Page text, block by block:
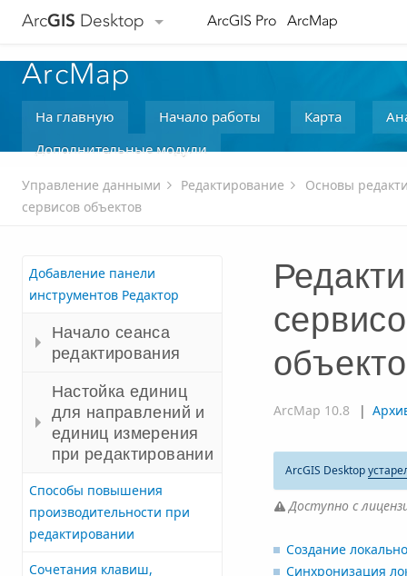
ArcGIS Desktop ArcGIS Pro ArcMap
ArcMap
На главную Начало работы Карта
Дополнительные модули
Управление данными Редактирование
Основы
сервисов объектов
Добавление панели
инструментов Редактор
Начало сеанса
редактирования
Настойка единиц
для направлений и
единиц измерения
при редактировании
Способы повышения
производительности при
редактировании
Сочетания клавиш,
ArcMap 10.8 |
ArcGIS Desktop
Доступно с
Создание
Синхронизация